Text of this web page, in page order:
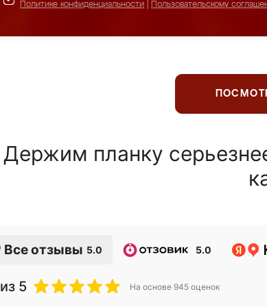
Политике конфиденциальности
Пользовательскому
Держим планку
Все отзывы 5.0 5.0
из 5 На основе 945 оценок